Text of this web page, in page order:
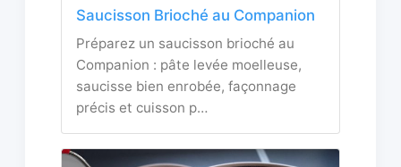
Saucisson Brioché au Companion
Préparez un saucisson brioché au
Companion : pâte levée moelleuse,
saucisse bien enrobée, façonnage
précis et cuisson p…